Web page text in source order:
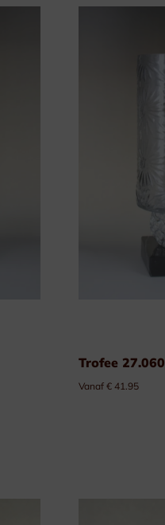
Trofee 27.060
Vanaf € 41.95